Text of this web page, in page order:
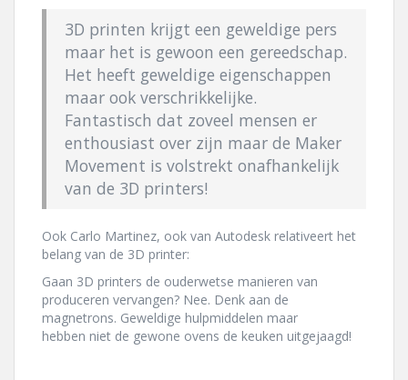
3D printen krijgt een geweldige pers
maar het is gewoon een gereedschap.
Het heeft geweldige eigenschappen
maar ook verschrikkelijke.
Fantastisch dat zoveel mensen er
enthousiast over zijn maar de Maker
Movement is volstrekt onafhankelijk
van de 3D printers!
Ook Carlo Martinez, ook van Autodesk relativeert het
belang van de 3D printer:
Gaan 3D printers de ouderwetse manieren van
produceren vervangen? Nee. Denk aan de
magnetrons. Geweldige hulpmiddelen maar
hebben niet de gewone ovens de keuken uitgejaagd!